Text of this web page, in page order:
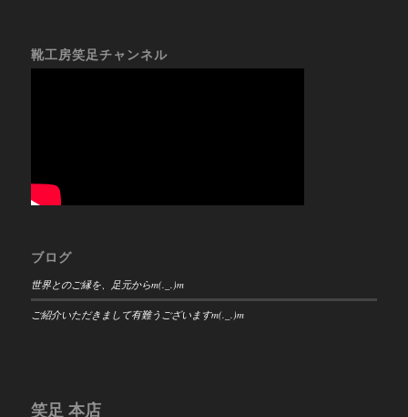
靴工房笑足チャンネル
ブログ
世界とのご縁を、足元からm(._.)m
ご紹介いただきまして有難うございますm(._.)m
笑足 本店